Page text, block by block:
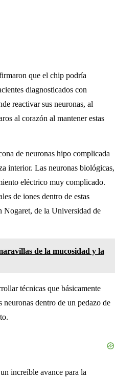
que el chip podría
diagnosticados con
reactivar sus neuronas, al
al corazón al mantener estas
de neuronas hipo complicada
interior. Las neuronas biológicas,
eléctrico muy complicado.
de iones dentro de estas
Nogaret, de la Universidad de
de la mucosidad y la
técnicas que básicamente
dentro de un pedazo de
increíble avance para la